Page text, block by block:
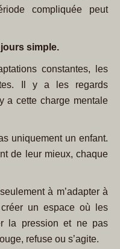
compliquée peut
simple.
constantes, les
Il y a les regards
a cette charge mentale
uniquement un enfant.
de leur mieux, chaque
à m’adapter à
un espace où les
la pression et ne pas
refuse ou s’agite.